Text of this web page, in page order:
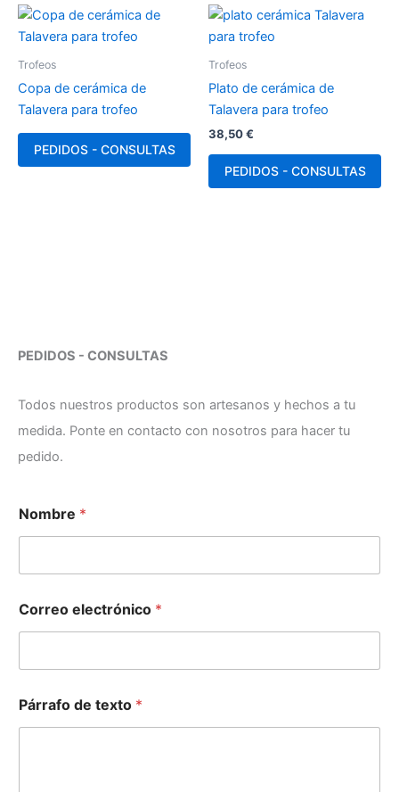
PEDIDOS - CONSULTAS
Todos nuestros productos son artesanos y hechos a tu
medida. Ponte en contacto con nosotros para hacer tu
pedido.
á
r
a
o
P
á
r
f
Nombre *
Correo electrónico *
Párrafo de texto *
Trofeos
Copa de cerámica de
Talavera para trofeo
PEDIDOS - CONSULTAS
Trofeos
Plato de cerámica de
Talavera para trofeo
38,50€
PEDIDOS - CONSULTAS